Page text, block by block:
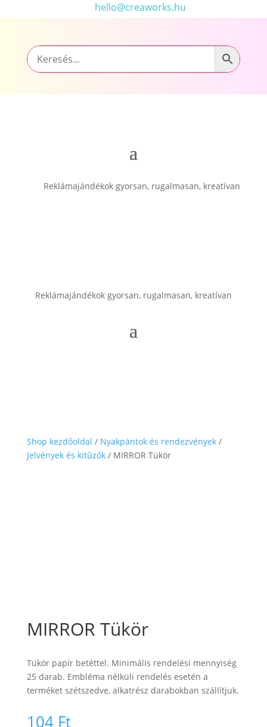
hello@creaworks.hu
Reklámajándékok gyorsan, rugalmasan, kreatívan
Reklámajándékok gyorsan, rugalmasan, kreatívan
Shop kezdőoldal / Nyakpántok és rendezvények/
Jelvények és kitűzők/ MIRROR Tükör
MIRROR Tükör
Tükör papír betéttel. Minimális rendelési mennyiség
25 darab. Embléma nélküli rendelés esetén a
terméket szétszedve, alkatrész darabokban szállítjuk.
104 Ft